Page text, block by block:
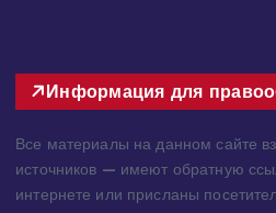
Информация для
Все материалы на данном сайте